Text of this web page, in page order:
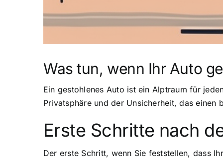
Was tun, wenn Ihr Auto
Ein gestohlenes Auto ist ein Alptraum für
Privatsphäre und der Unsicherheit, das
Erste Schritte nach
Der erste Schritt, wenn Sie feststellen, dass